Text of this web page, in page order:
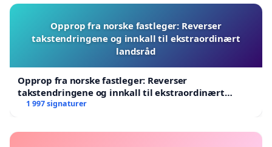
Opprop fra norske fastleger: Reverser
takstendringene og innkall til ekstraordinært
landsråd
Opprop fra norske fastleger: Reverser
takstendringene og innkall til ekstraordinært
landsråd
1 997 signaturer